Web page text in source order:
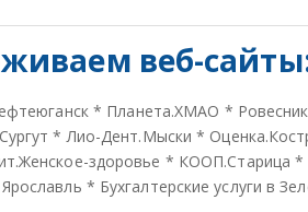
веб-
* Планета.ХМАО *
*Лио-Дент.Мыски *
здоровье * КООП.Старица *
* Бухгалтерские услуги в